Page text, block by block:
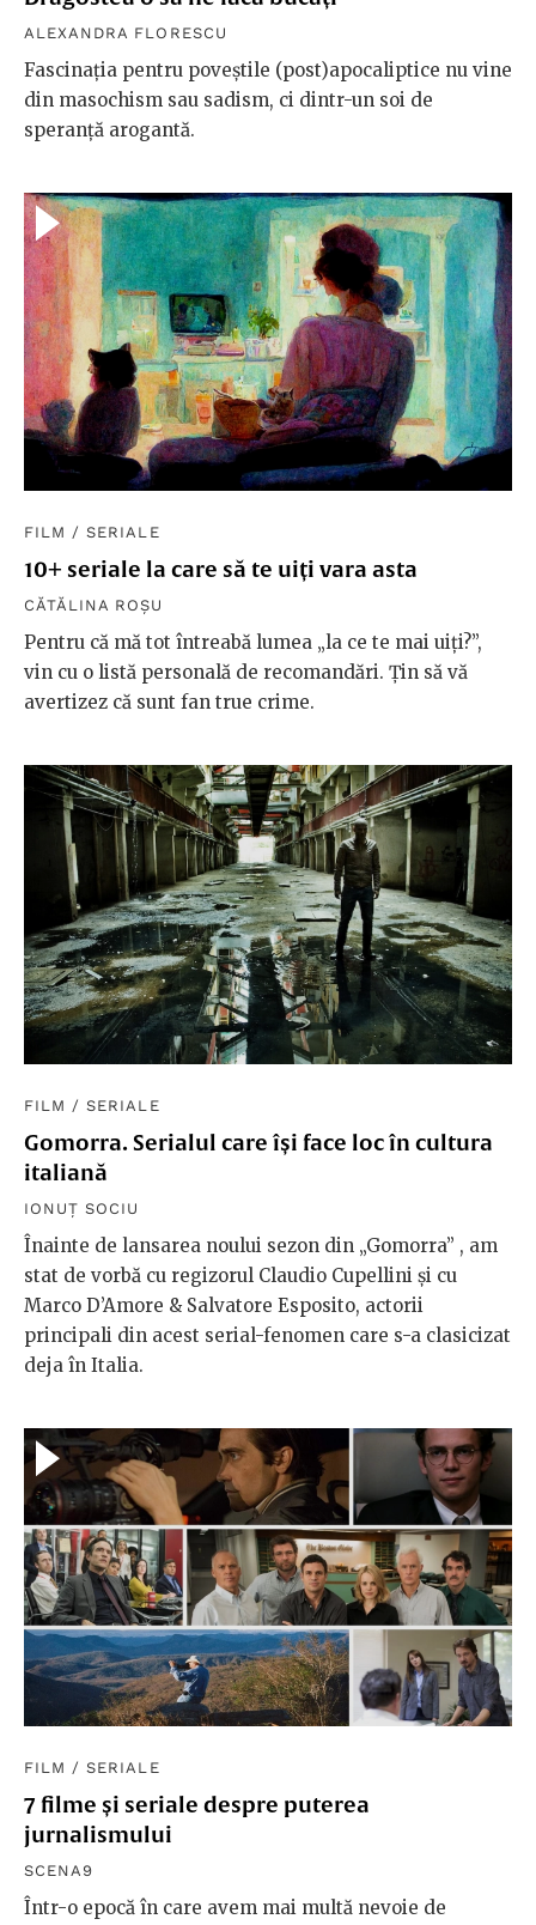
ALEXANDRA FLORESCU
Fascinația pentru poveștile (post)apocaliptice nu vine
din masochism sau sadism, ci dintr-un soi de
speranță arogantă.
FILM /SERIALE
10+ seriale la care să te uiți vara asta
CĂTĂLINA ROȘU
Pentru că mă tot întreabă lumea „la ce te mai uiți?”,
vin cu o listă personală de recomandări. Țin să vă
avertizez că sunt fan true crime.
FILM /SERIALE
Gomorra. Serialul care își face loc în cultura
italiană
IONUȚ SOCIU
Înainte de lansarea noului sezon din „Gomorra” , am
stat de vorbă cu regizorul Claudio Cupellini și cu
Marco D’Amore & Salvatore Esposito, actorii
principali din acest serial-fenomen care s-a clasicizat
deja în Italia.
FILM /SERIALE
7 filme și seriale despre puterea
jurnalismului
SCENA9
Într-o epocă în care avem mai multă nevoie de